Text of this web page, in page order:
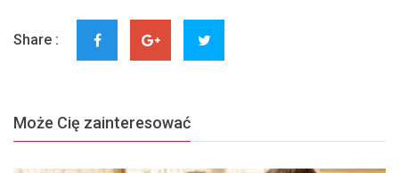
Share :
Może Cię zainteresować